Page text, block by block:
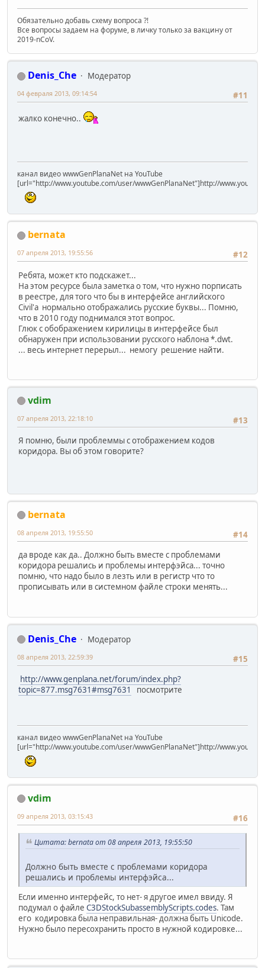
Обязательно добавь схему вопроса ?!
Все вопросы задаем на форуме, в личку только за вакцину от
2019-nCoV.
Denis_Che
Модератор
#11
04 февраля 2013, 09:14:54
жалко конечно..
канал видео wwwGenPlanaNet на YouTube
[url="http://www.youtube.com/user/wwwGenPlanaNet"]http://
bernata
#12
07 апреля 2013, 19:55:56
Ребята, может кто подскажет...
На этом ресурсе была заметка о том, что нужно порписать
в реестре, для того что бы в интерфейсе английского
Civil'а нормально отображались русские буквы... Помню,
что в 2010 году поднимался этот вопрос.
Глюк с обображением кирилицы в интерфейсе был
обнаружен при использовании русского наблона *.dwt.
... весь интернет перерыл... немогу решение найти.
vdim
#13
07 апреля 2013, 22:18:10
Я помню, были проблеммы с отображением кодов
коридора. Вы об этом говорите?
bernata
#14
08 апреля 2013, 19:55:50
да вроде как да.. Должно быть вместе с проблемами
коридора решались и проблемы интерфэйса... точно
помню, что надо было в лезть или в регистр что то
прописывать или в системном файле строки менять...
Denis_Che
Модератор
#15
08 апреля 2013, 22:59:39
http://www.genplana.net/forum/index.php?
topic=877.msg7631#msg7631
посмотрите
канал видео wwwGenPlanaNet на YouTube
[url="http://www.youtube.com/user/wwwGenPlanaNet"]http://
vdim
#16
09 апреля 2013, 03:15:43
Цитата: bernata от 08 апреля 2013, 19:55:50
Должно быть вместе с проблемами коридора
решались и проблемы интерфэйса...
Если именно интерфейс, то нет- я другое имел ввиду. Я
подумал о файле C3DStockSubassemblyScripts.codes. Там
его кодировка была неправильная- должна быть Unicode.
Нужно было пересохранить просто в нужной кодировке...